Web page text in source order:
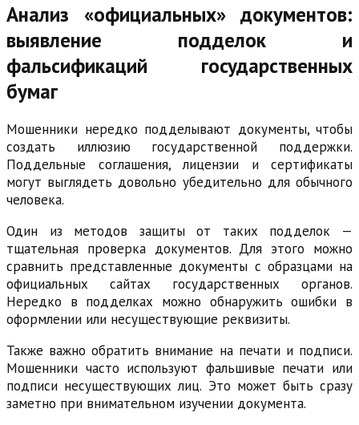
Анализ «официальных» документов:
выявление подделок и
фальсификаций государственных
бумаг
Мошенники нередко подделывают документы, чтобы
создать иллюзию государственной поддержки.
Поддельные соглашения, лицензии и сертификаты
могут выглядеть довольно убедительно для обычного
человека.
Один из методов защиты от таких подделок —
тщательная проверка документов. Для этого можно
сравнить представленные документы с образцами на
официальных сайтах государственных органов.
Нередко в подделках можно обнаружить ошибки в
оформлении или несуществующие реквизиты.
Также важно обратить внимание на печати и подписи.
Мошенники часто используют фальшивые печати или
подписи несуществующих лиц. Это может быть сразу
заметно при внимательном изучении документа.